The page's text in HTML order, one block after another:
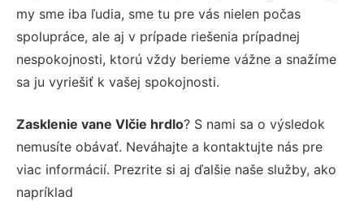
my sme iba ľudia, sme tu pre vás nielen počas
spolupráce, ale aj v prípade riešenia prípadnej
nespokojnosti, ktorú vždy berieme vážne a snažíme
sa ju vyriešiť k vašej spokojnosti.
Zasklenie vane Vlčie hrdlo? S nami sa o výsledok
nemusíte obávať. Neváhajte a kontaktujte nás pre
viac informácií. Prezrite si aj ďalšie naše služby, ako
napríklad